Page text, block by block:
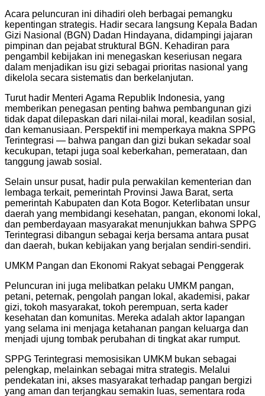
Acara peluncuran ini dihadiri oleh berbagai pemangku
kepentingan strategis. Hadir secara langsung Kepala Badan
Gizi Nasional (BGN) Dadan Hindayana, didampingi jajaran
pimpinan dan pejabat struktural BGN. Kehadiran para
pengambil kebijakan ini menegaskan keseriusan negara
dalam menjadikan isu gizi sebagai prioritas nasional yang
dikelola secara sistematis dan berkelanjutan.
Turut hadir Menteri Agama Republik Indonesia, yang
memberikan penegasan penting bahwa pembangunan gizi
tidak dapat dilepaskan dari nilai-nilai moral, keadilan sosial,
dan kemanusiaan. Perspektif ini memperkaya makna SPPG
Terintegrasi — bahwa pangan dan gizi bukan sekadar soal
kecukupan, tetapi juga soal keberkahan, pemerataan, dan
tanggung jawab sosial.
Selain unsur pusat, hadir pula perwakilan kementerian dan
lembaga terkait, pemerintah Provinsi Jawa Barat, serta
pemerintah Kabupaten dan Kota Bogor. Keterlibatan unsur
daerah yang membidangi kesehatan, pangan, ekonomi lokal,
dan pemberdayaan masyarakat menunjukkan bahwa SPPG
Terintegrasi dibangun sebagai kerja bersama antara pusat
dan daerah, bukan kebijakan yang berjalan sendiri-sendiri.
UMKM Pangan dan Ekonomi Rakyat sebagai Penggerak
Peluncuran ini juga melibatkan pelaku UMKM pangan,
petani, peternak, pengolah pangan lokal, akademisi, pakar
gizi, tokoh masyarakat, tokoh perempuan, serta kader
kesehatan dan komunitas. Mereka adalah aktor lapangan
yang selama ini menjaga ketahanan pangan keluarga dan
menjadi ujung tombak perubahan di tingkat akar rumput.
SPPG Terintegrasi memosisikan UMKM bukan sebagai
pelengkap, melainkan sebagai mitra strategis. Melalui
pendekatan ini, akses masyarakat terhadap pangan bergizi
yang aman dan terjangkau semakin luas, sementara roda